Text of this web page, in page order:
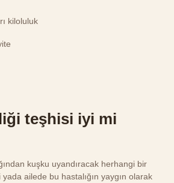
kiloluluk
teşhisi iyi mi
kuşku uyandıracak herhangi bir
yada ailede bu hastalığın yaygın olarak